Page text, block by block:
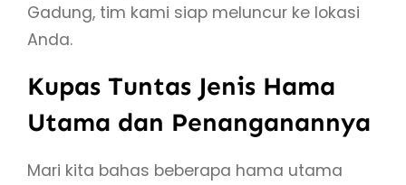
Gadung, tim kami siap meluncur ke lokasi
Anda.
Kupas Tuntas Jenis Hama
Utama dan Penanganannya
Mari kita bahas beberapa hama utama